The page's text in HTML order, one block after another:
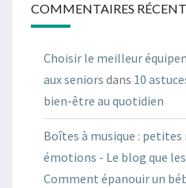
COMMENTAIRES
Choisir le meilleur
aux seniors dans 10
bien-être au quotidien
Boîtes à musique :
émotions - Le blog que
Comment épanouir un